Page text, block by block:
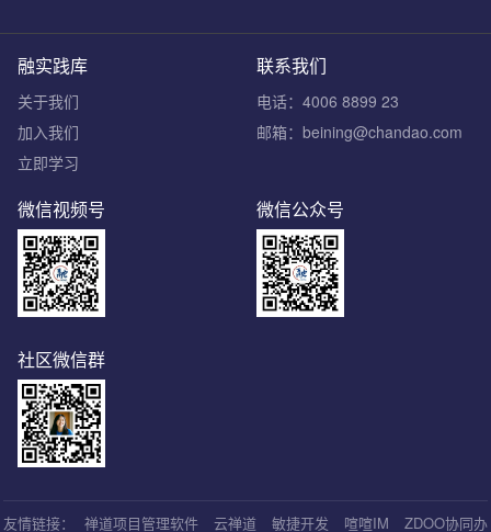
联系我们
电话：4006 8899 23
邮箱：beining@chandao.com
融实践库
关于我们
加入我们
立即学习
微信公众号
微信视频号
社区微信群
友情链接： 禅道项目管理软件 云禅道 敏捷开发 喧喧IM ZDOO协同办